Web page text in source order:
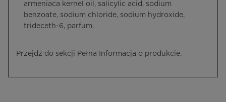
armeniaca kernel oil, salicylic acid, sodium
benzoate, sodium chloride, sodium hydroxide,
trideceth-6, parfum.
Przejdź do sekcji Pełna Informacja o produkcie.